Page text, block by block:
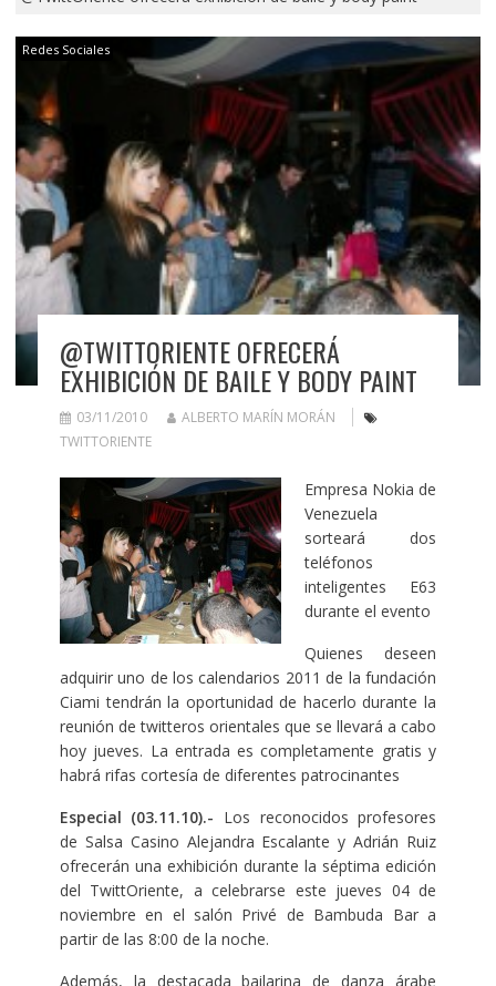
Redes Sociales
@TWITTORIENTE OFRECERÁ
EXHIBICIÓN DE BAILE Y BODY PAINT
03/11/2010
ALBERTO MARÍN MORÁN
TWITTORIENTE
Empresa Nokia de
Venezuela
sorteará dos
teléfonos
inteligentes E63
durante el evento
Quienes deseen
adquirir uno de los calendarios 2011 de la fundación
Ciami tendrán la oportunidad de hacerlo durante la
reunión de twitteros orientales que se llevará a cabo
hoy jueves. La entrada es completamente gratis y
habrá rifas cortesía de diferentes patrocinantes
Especial (03.11.10).- Los reconocidos profesores
de Salsa Casino Alejandra Escalante y Adrián Ruiz
ofrecerán una exhibición durante la séptima edición
del TwittOriente, a celebrarse este jueves 04 de
noviembre en el salón Privé de Bambuda Bar a
partir de las 8:00 de la noche.
Además, la destacada bailarina de danza árabe